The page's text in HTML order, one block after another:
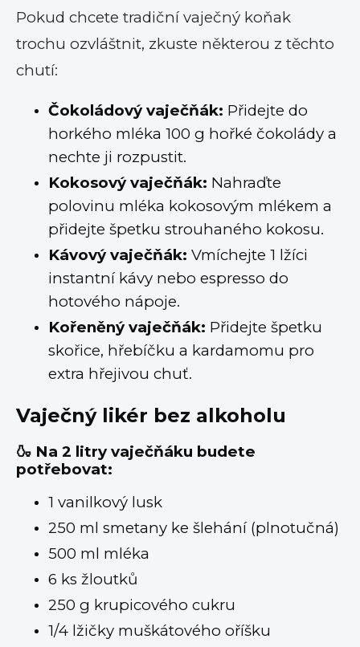
Pokud chcete tradiční vaječný koňak
trochu ozvláštnit, zkuste některou z těchto
chutí:
Čokoládový vaječňák: Přidejte do
horkého mléka 100 g hořké čokolády a
nechte ji rozpustit.
Kokosový vaječňák: Nahraďte
polovinu mléka kokosovým mlékem a
přidejte špetku strouhaného kokosu.
Kávový vaječňák: Vmíchejte 1 lžíci
instantní kávy nebo espresso do
hotového nápoje.
Kořeněný vaječňák: Přidejte špetku
skořice, hřebíčku a kardamomu pro
extra hřejivou chuť.
Vaječný likér bez alkoholu
🍶 Na 2 litry vaječňáku budete
potřebovat:
1 vanilkový lusk
250 ml smetany ke šlehání (plnotučná)
500 ml mléka
6 ks žloutků
250 g krupicového cukru
1/4 lžičky muškátového oříšku